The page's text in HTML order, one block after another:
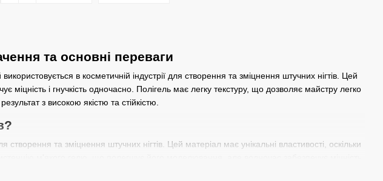
та основні переваги
в косметичній індустрії для створення та зміцнення штучних нігтів. Цей
міцність і гнучкість одночасно. Полігель має легку текстуру, що дозволяє майстру легко
з високою якістю та стійкістю.
створення та зміцнення штучних нігтів. Цей матеріал має унікальні властивості, оскільки